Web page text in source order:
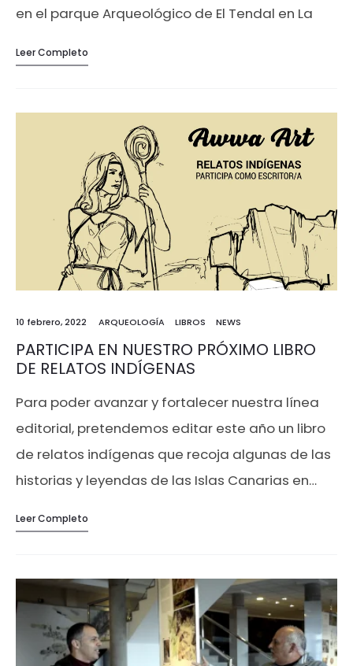
en el parque Arqueológico de El Tendal en La
Leer Completo
10 febrero, 2022 ARQUEOLOGÍA LIBROS NEWS
PARTICIPA EN NUESTRO PRÓXIMO LIBRO
DE RELATOS INDÍGENAS
Para poder avanzar y fortalecer nuestra línea
editorial, pretendemos editar este año un libro
de relatos indígenas que recoja algunas de las
historias y leyendas de las Islas Canarias en…
Leer Completo